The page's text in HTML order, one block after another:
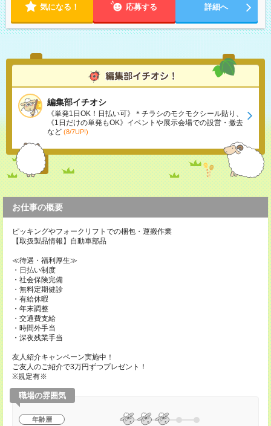
気になる！ 応募する 詳細へ
編集部イチオシ
《単発1日OK！日払い可》＊チラシのモクモクシール貼り、
《1日だけの単発もOK》イベントや展示会場での設営・撤去
など (8/7UP!)
お仕事の概要
ピッキングやフォークリフトでの梱包・運搬作業
【取扱製品情報】自動車部品
≪待遇・福利厚生≫
・日払い制度
・社会保険完備
・無料定期健診
・有給休暇
・年末調整
・交通費支給
・時間外手当
・深夜残業手当
友人紹介キャンペーン実施中！
ご友人のご紹介で3万円ずつプレゼント！
※規定有※
職場の雰囲気
年齢層